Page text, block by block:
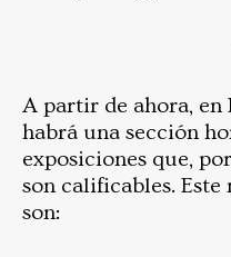
A partir de ahora,
habrá una sección
exposiciones que,
son calificables. Este
son: